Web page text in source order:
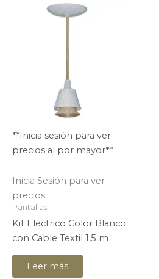
**Inicia sesión para ver
precios al por mayor**
Inicia Sesión para ver
precios
Pantallas
Kit Eléctrico Color Blanco
con Cable Textil 1,5 m
Leer más